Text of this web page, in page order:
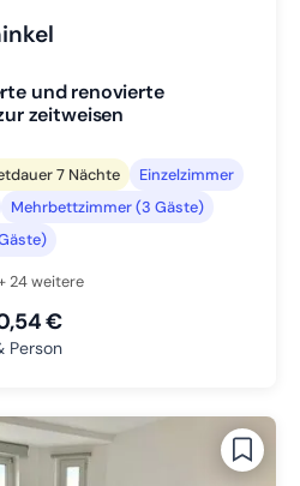
und renovierte
zeitweisen
7 Nächte
Einzelzimmer
Mehrbettzimmer (3 Gäste)
24 weitere
€
Person